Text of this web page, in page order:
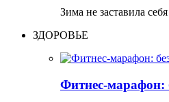
Зима не заставила
ЗДОРОВЬЕ
Фитнес-марафон: